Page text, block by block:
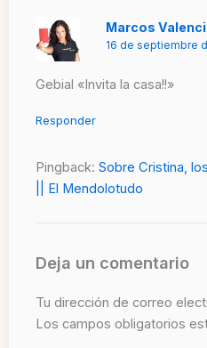
Marcos
16 de septiembre
Gebial «Invita la casa!!»
Responder
Pingback: Sobre Cristina,
|| El Mendolotudo
Deja un comentario
Tu dirección de correo
Los campos obligatorios